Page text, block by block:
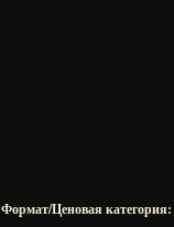
Формат/Ценовая категория: